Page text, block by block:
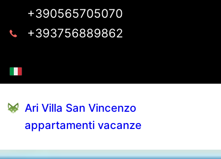
Ari Villa San Vincenzo
appartamenti vacanze
+390565705070
+393756889862